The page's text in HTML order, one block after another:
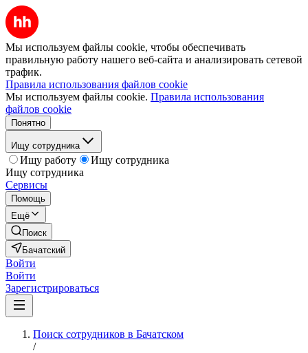
Мы используем файлы cookie, чтобы обеспечивать
правильную работу нашего веб-сайта и анализировать сетевой
трафик.
Правила использования файлов cookie
Мы используем файлы cookie. Правила использования
файлов cookie
Понятно
Ищу сотрудника
Ищу работу
Ищу сотрудника
Ищу сотрудника
Сервисы
Помощь
Ещё
Поиск
Бачатский
Войти
Войти
Зарегистрироваться
Поиск сотрудников в Бачатском
/